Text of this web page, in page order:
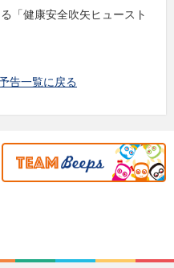
「健康安全吹矢ヒュースト
告一覧に戻る